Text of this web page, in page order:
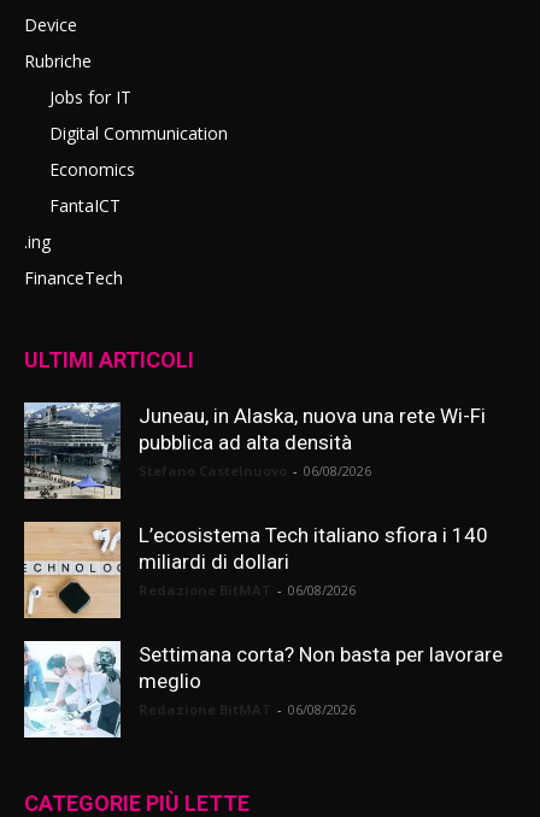
Device
Rubriche
Jobs for IT
Digital Communication
Economics
FantaICT
.ing
FinanceTech
ULTIMI ARTICOLI
Juneau, in Alaska, nuova una rete Wi-Fi
pubblica ad alta densità
- 06/08/2026
L’ecosistema Tech italiano sfiora i 140
miliardi di dollari
- 06/08/2026
Settimana corta? Non basta per lavorare
meglio
- 06/08/2026
CATEGORIE PIÙ LETTE